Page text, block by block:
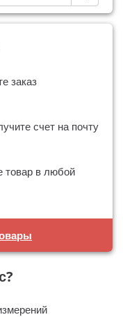
заказ
счет на почту
товар в любой